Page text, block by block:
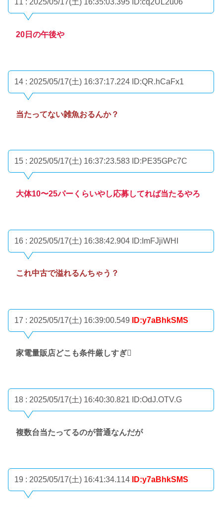
11 : 2025/05/17(土) 16:35:03.395 ID:cq2UL2u06
20日の午後や
14 : 2025/05/17(土) 16:37:17.224 ID:QR.hCaFx1
当たってない雑魚おるんか？
15 : 2025/05/17(土) 16:37:23.583 ID:PE35GPc7C
大体10〜25パーくらいやし応募してれば当たるやろ
16 : 2025/05/17(土) 16:38:42.904 ID:ImFJjiWHI
これ中古で溢れるんちゃう？
17 : 2025/05/17(土) 16:39:00.549 ID:y7aBhkSMS
家電量販店どこも条件厳しすぎ🫩
18 : 2025/05/17(土) 16:40:30.821 ID:OdJ.OTV.G
複数台当たってるのが普通なんだが
19 : 2025/05/17(土) 16:41:34.114 ID:y7aBhkSMS